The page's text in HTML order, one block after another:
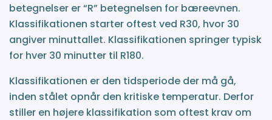
betegnelser er “R” betegnelsen for bæreevnen.
Klassifikationen starter oftest ved R30, hvor 30
angiver minuttallet. Klassifikationen springer typisk
for hver 30 minutter til R180.
Klassifikationen er den tidsperiode der må gå,
inden stålet opnår den kritiske temperatur. Derfor
stiller en højere klassifikation som oftest krav om